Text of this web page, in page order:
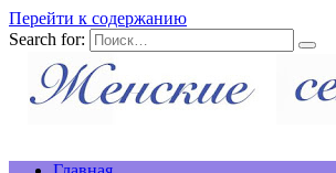
Перейти к содержанию
Search for: